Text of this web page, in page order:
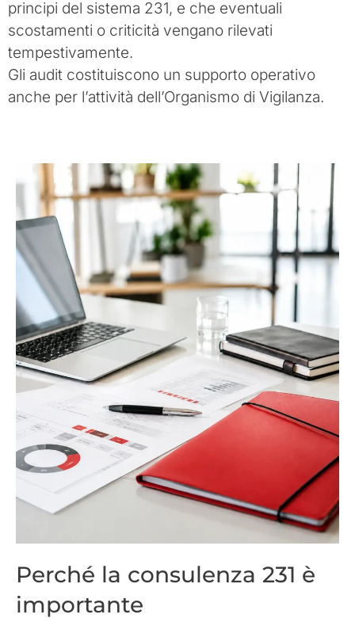
principi del sistema 231, e che eventuali
scostamenti o criticità vengano rilevati
tempestivamente.
Gli audit costituiscono un supporto operativo
anche per l’attività dell’Organismo di Vigilanza.
Perché la consulenza 231 è
importante